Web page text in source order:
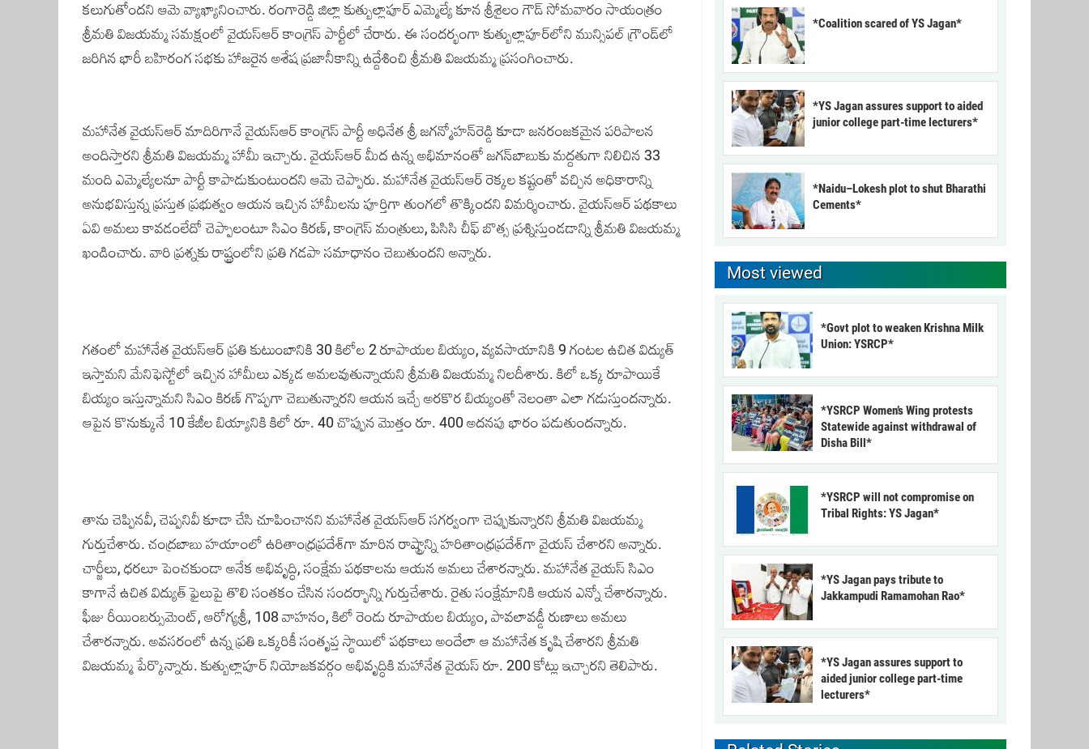
కలుగుతోందని ఆమె వ్యాఖ్యానించారు. రంగారెడ్డి జిల్లా కుత్బుల్లాపూర్‌ ఎమ్మెల్యే కూన శ్రీశైలం గౌడ్‌ సోమవారం సాయంత్రం
శ్రీమతి విజయమ్మ సమక్షంలో వైయస్‌ఆర్‌ కాంగ్రెస్‌ పార్టీలో చేరారు. ఈ సందర్భంగా కుత్బుల్లాపూర్‌లోని మున్సిపల్‌ గ్రౌండ్‌లో
జరిగిన భారీ బహిరంగ సభకు హాజరైన అశేష ప్రజానీకాన్ని ఉద్దేశించి శ్రీమతి విజయమ్మ ప్రసంగించారు.
మహానేత వైయస్‌ఆర్‌ మాదిరిగానే‌ వైయస్‌ఆర్‌ కాంగ్రెస్‌ పార్టీ అధినేత శ్రీ జగన్మోహన్‌రెడ్డి కూడా జనరంజకమైన పరిపాలన
అందిస్తారని శ్రీమతి విజయమ్మ హామీ ఇచ్చారు. వైయస్‌ఆర్‌ మీద ఉన్న అభిమానంతో జగన్‌బాబుకు మద్దతుగా నిలిచిన 33
మంది ఎమ్మెల్యేలనూ పార్టీ కాపాడుకుంటుందని ఆమె చెప్పారు. మహానేత వైయస్‌ఆర్‌ రెక్కల కష్టంతో వచ్చిన అధికారాన్ని
అనుభవిస్తున్న ప్రస్తుత ప్రభుత్వం ఆయన ఇచ్చిన హామీలను పూర్తిగా తుంగలో తొక్కిందని విమర్శించారు. వైయస్‌ఆర్‌ పథకాలు
ఏవి అమలు కావడంలేదో చెప్పాలంటూ సిఎం కిరణ్‌, కాంగ్రెస్‌ మంత్రులు, పిసిసి చీఫ్‌ బొత్స ప్రశ్నిస్తుండడాన్ని శ్రీమతి విజయమ్మ
ఖండించారు. వారి ప్రశ్నకు రాష్ట్రంలోని ప్రతి గడపా సమాధానం చెబుతుందని అన్నారు.
గతంలో మహానేత వైయస్‌ఆర్‌ ప్రతి కుటుంబానికి 30 కిలోల 2 రూపాయల బియ్యం, వ్యవసాయానికి 9 గంటల ఉచిత విద్యుత్‌
ఇస్తామని మేనిఫెస్టోలో ఇచ్చిన హామీలు ఎక్కడ అమలవుతున్నాయని శ్రీమతి విజయమ్మ నిలదీశారు. కిలో ఒక్క రూపాయికే
బియ్యం ఇస్తున్నామని సిఎం కిరణ్‌ గొప్పగా చెబుతున్నారని ఆయన ఇచ్చే అరకొర బియ్యంతో నెలంతా ఎలా గడుస్తుందన్నారు.
ఆపైన కొనుక్కునే 10 కేజీల బియ్యానికి కిలో రూ. 40 చొప్పున మొత్తం రూ. 400 అదనపు భారం పడుతుందన్నారు.
తాను చెప్పినవీ, చెప్పనివీ కూడా చేసి చూపించానని మహానేత వైయస్‌ఆర్‌ సగర్వంగా చెప్పుకున్నారని శ్రీమతి విజయమ్మ
గుర్తుచేశారు. చంద్రబాబు హయాంలో ఉరితాంధ్రప్రదేశ్‌గా మారిన రాష్ట్రాన్ని హరితాంధ్రప్రదేశ్‌గా వైయస్‌ చేశారని అన్నారు.
చార్జీలు, ధరలూ పెంచకుండా అనేక అభివృద్ధి, సంక్షేమ పథకాలను ఆయన అమలు చేశారన్నారు. మహానేత వైయస్‌ సిఎం
కాగానే ఉచిత విద్యుత్‌ ఫైలుపై తొలి సంతకం చేసిన సందర్భాన్ని గుర్తుచేశారు. రైతు సంక్షేమానికి ఆయన ఎన్నో చేశారన్నారు.
ఫీజు రీయింబర్సుమెంట్‌, ఆరోగ్యశ్రీ, 108 వాహనం, కిలో రెండు రూపాయల బియ్యం, పావలావడ్డీ రుణాలు అమలు
చేశారన్నారు. అవసరంలో ఉన్న ప్రతి ఒక్కరికీ సంతృప్త స్థాయిలో పథకాలు అందేలా ఆ మహానేత కృషి చేశారని శ్రీమతి
విజయమ్మ పేర్కొన్నారు. కుత్బుల్లాపూర్‌ నియోజకవర్గం అభివృద్ధికి మహానేత వైయస్‌ రూ. 200 కోట్లు ఇచ్చారని తెలిపారు.
*Coalition scared of YS Jagan*
*YS Jagan assures support to aided
junior college part-time lecturers*
*Naidu–Lokesh plot to shut Bharathi
Cements*
Most viewed
*Govt plot to weaken Krishna Milk
Union: YSRCP*
*YSRCP Women’s Wing protests
Statewide against withdrawal of
Disha Bill*
*YSRCP will not compromise on
Tribal Rights: YS Jagan*
*YS Jagan pays tribute to
Jakkampudi Ramamohan Rao*
*YS Jagan assures support to
aided junior college part-time
lecturers*